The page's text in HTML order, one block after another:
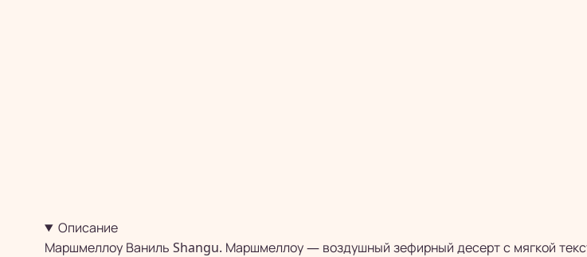
Описание
Маршмеллоу Ваниль Shangu. Маршмеллоу — воздушный зефирный десерт с мягкой